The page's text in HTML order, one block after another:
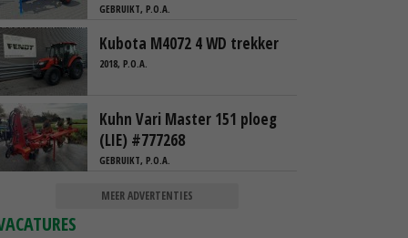
GEBRUIKT, P.O.A.
Kubota M4072 4 WD trekker
2018, P.O.A.
Kuhn Vari Master 151 ploeg
(LIE) #777268
GEBRUIKT, P.O.A.
MEER ADVERTENTIES